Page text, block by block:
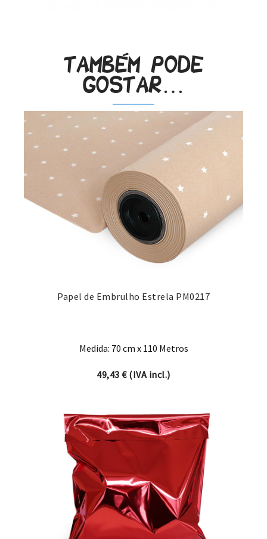
Também pode
gostar…
Papel de Embrulho Estrela PM0217
Medida: 70 cm x 110 Metros
49,43€(IVA incl.)